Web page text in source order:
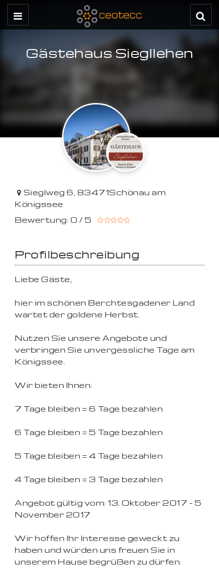
Gästehaus Siegllehen
Sieglweg 6, 83471Schönau am
Königssee
Bewertung: 0 / 5
Profilbeschreibung
Liebe Gäste,
hier im schönen Berchtesgadener Land
wartet der goldene Herbst.
Nutzen Sie unsere Angebote und
verbringen Sie unvergessliche Tage am
Königssee.
Wir bieten Ihnen:
7 Tage bleiben = 6 Tage bezahlen
6 Tage bleiben = 5 Tage bezahlen
5 Tage bleiben = 4 Tage bezahlen
4 Tage bleiben = 3 Tage bezahlen
Angebot gültig vom: 13. Oktober 2017 - 5
November 2017
Wir hoffen Ihr Interesse geweckt zu
haben und würden uns freuen Sie in
unserem Hause begrüßen zu dürfen.